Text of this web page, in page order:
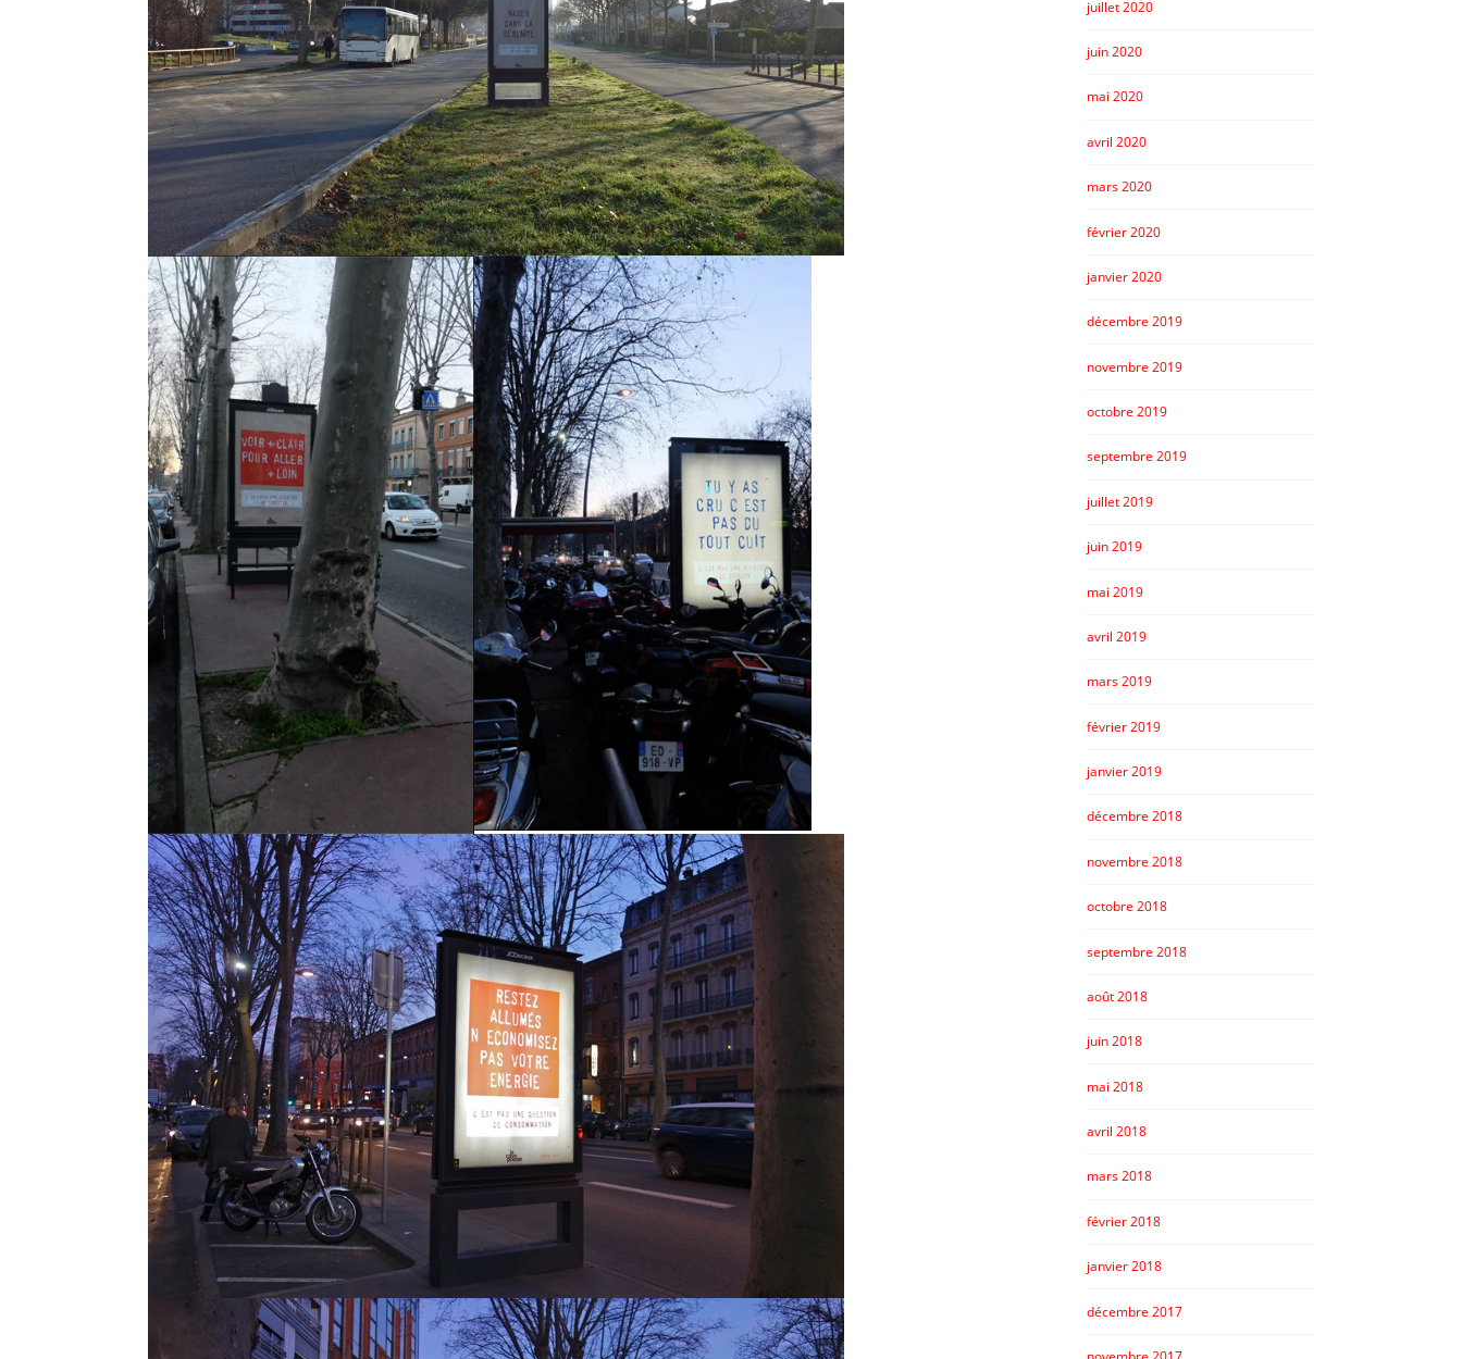
juillet 2020
juin 2020
mai 2020
avril 2020
mars 2020
février 2020
janvier 2020
décembre 2019
novembre 2019
octobre 2019
septembre 2019
juillet 2019
juin 2019
mai 2019
avril 2019
mars 2019
février 2019
janvier 2019
décembre 2018
novembre 2018
octobre 2018
septembre 2018
août 2018
juin 2018
mai 2018
avril 2018
mars 2018
février 2018
janvier 2018
décembre 2017